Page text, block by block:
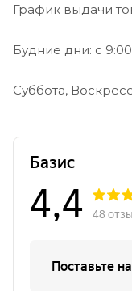
График выдачи
Будние дни: с
Суббота,